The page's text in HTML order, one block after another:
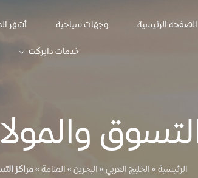
الصفحه الرئيسية وجهات سياحية أشهر
خدمات دايركت
الرئيسية»الخليج العربي»البحرين»المنامة»مراكز